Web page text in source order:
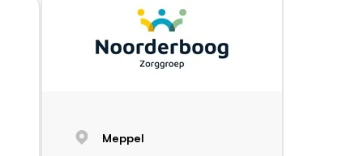
Meppel